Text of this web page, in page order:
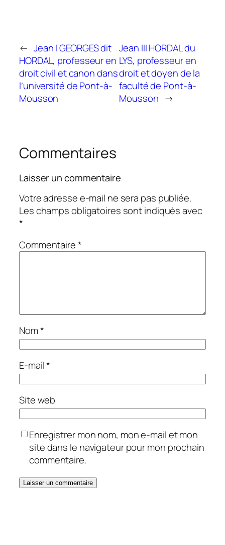
← Jean I GEORGES dit
HORDAL, professeur en
droit civil et canon dans
l’université de Pont-à-
Mousson
Jean III HORDAL du
LYS, professeur en
droit et doyen de la
faculté de Pont-à-
Mousson →
Commentaires
Laisser un commentaire
Votre adresse e-mail ne sera pas publiée.
Les champs obligatoires sont indiqués avec
*
Commentaire*
Nom*
E-mail*
Site web
Enregistrer mon nom, mon e-mail et mon
site dans le navigateur pour mon prochain
commentaire.